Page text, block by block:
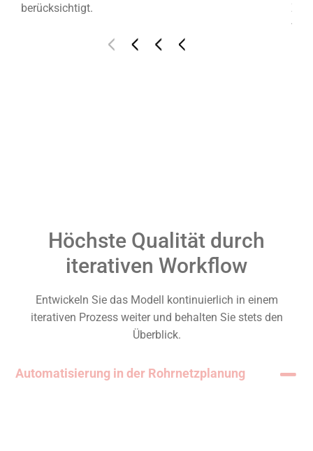
berücksichtigt.
Höchste Qualität durch
iterativen Workflow
Entwickeln Sie das Modell kontinuierlich in einem
iterativen Prozess weiter und behalten Sie stets den
Überblick.
Automatisierung in der Rohrnetzplanung